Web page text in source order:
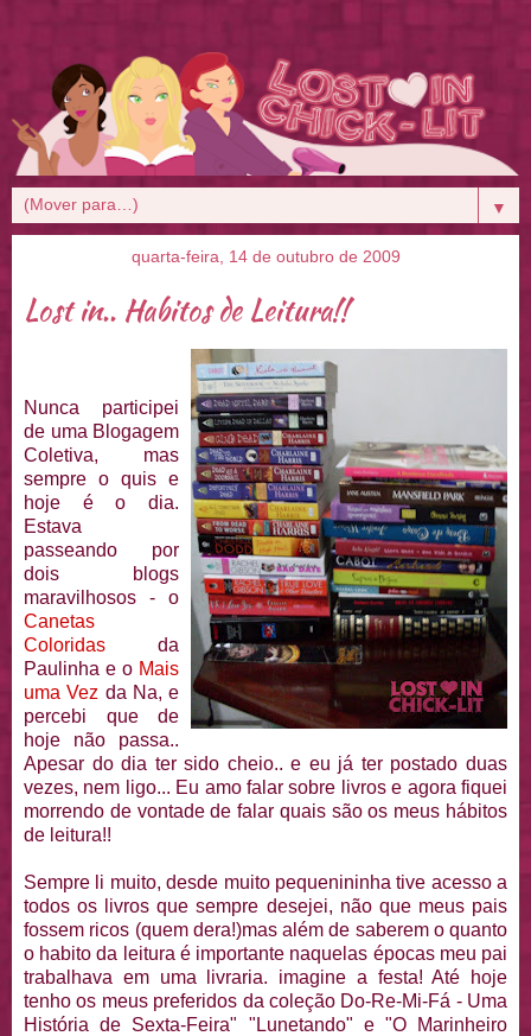
▼
quarta-feira, 14 de outubro de 2009
Lost in.. Habitos de Leitura!!
Nunca participei
de uma Blogagem
Coletiva, mas
sempre o quis e
hoje é o dia.
Estava
passeando por
dois blogs
maravilhosos - o
Canetas
Coloridas da
Paulinha e o Mais
uma Vez da Na, e
percebi que de
hoje não passa..
Apesar do dia ter sido cheio.. e eu já ter postado duas
vezes, nem ligo... Eu amo falar sobre livros e agora fiquei
morrendo de vontade de falar quais são os meus hábitos
de leitura!!
Sempre li muito, desde muito pequenininha tive acesso a
todos os livros que sempre desejei, não que meus pais
fossem ricos (quem dera!)mas além de saberem o quanto
o habito da leitura é importante naquelas épocasmeu pai
trabalhava em uma livraria. imagine a festa! Até hoje
tenho os meus preferidos da coleçãoDo-Re-Mi-Fá - Uma
História de Sexta-Feira" " Lunetando" e "O Marinheiro